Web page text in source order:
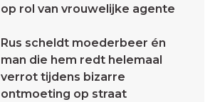
op rol van vrouwelijke agente
Rus scheldt moederbeer én
man die hem redt helemaal
verrot tijdens bizarre
ontmoeting op straat